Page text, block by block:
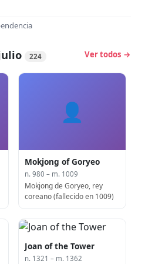
224 Ver todos →
👤
Mokjong of Goryeo
n. 980 – m. 1009
Mokjong de Goryeo, rey
coreano (fallecido en 1009)
Joan of the Tower
n. 1321 – m. 1362